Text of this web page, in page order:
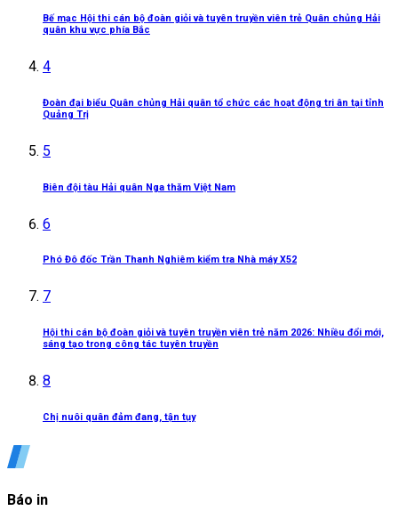
Bế mạc Hội thi cán bộ đoàn giỏi và tuyên truyền viên trẻ Quân chủng Hải
quân khu vực phía Bắc
4
Đoàn đại biểu Quân chủng Hải quân tổ chức các hoạt động tri ân tại tỉnh
Quảng Trị
5
Biên đội tàu Hải quân Nga thăm Việt Nam
6
Phó Đô đốc Trần Thanh Nghiêm kiểm tra Nhà máy X52
7
Hội thi cán bộ đoàn giỏi và tuyên truyền viên trẻ năm 2026: Nhiều đổi mới,
sáng tạo trong công tác tuyên truyền
8
Chị nuôi quân đảm đang, tận tụy
Báo in